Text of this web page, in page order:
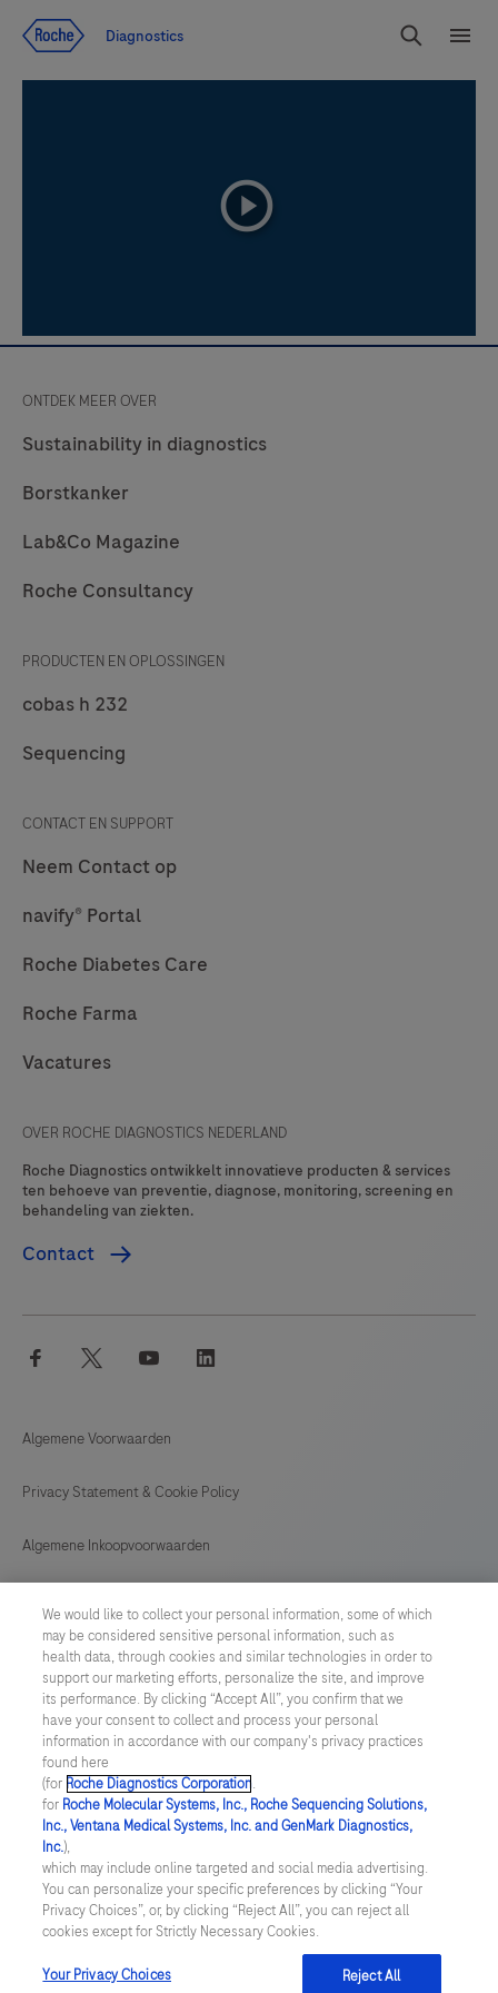
Diagnostics
Search
playicon
ONTDEK MEER OVER
Sustainability in diagnostics
Borstkanker
Lab&Co Magazine
Roche Consultancy
PRODUCTEN EN OPLOSSINGEN
cobas h 232
Sequencing
CONTACT EN SUPPORT
Neem Contact op
navify® Portal
Roche Diabetes Care
Roche Farma
Vacatures
OVER ROCHE DIAGNOSTICS NEDERLAND
Roche Diagnostics ontwikkelt innovatieve producten & services
ten behoeve van preventie, diagnose, monitoring, screening en
behandeling van ziekten.
Contact
facebook twitter youtube
Algemene Voorwaarden
Privacy Statement & Cookie Policy
Algemene Inkoopvoorwaarden
General Purchase Conditions
NETHERLANDS /English
© 2026 Roche Diagnostics Nederland B.V.
Last updated: 09.08.2026
Deze website bevat informatie over producten die zijn bedoeld
voor een breed publiek en kan productdetails of andere
informatie bevatten die niet van toepassing of niet geldig is in uw
land. Wij wijzen u erop dat wij geen enkele verantwoordelijkheid
nemen voor het benaderen van deze informatie die mogelijk niet
in overeenstemming is met enige geldende juridische procedures,
wet- en regelgeving, registraties of gebruik in uw land van
We would like to collect your personal information, some of which
may be considered sensitive personal information, such as
health data, through cookies and similar technologies in order to
support our marketing efforts, personalize the site, and improve
its performance. By clicking “Accept All”, you confirm that we
have your consent to collect and process your personal
information in accordance with our company's privacy practices
found here
(for Roche Diagnostics Corporation.
for Roche Molecular Systems, Inc., Roche Sequencing Solutions,
Inc., Ventana Medical Systems, Inc. and GenMark Diagnostics,
Inc.),
which may include online targeted and social media advertising.
You can personalize your specific preferences by clicking “Your
Privacy Choices”, or, by clicking “Reject All”, you can reject all
cookies except for Strictly Necessary Cookies.
Your Privacy Choices Reject All